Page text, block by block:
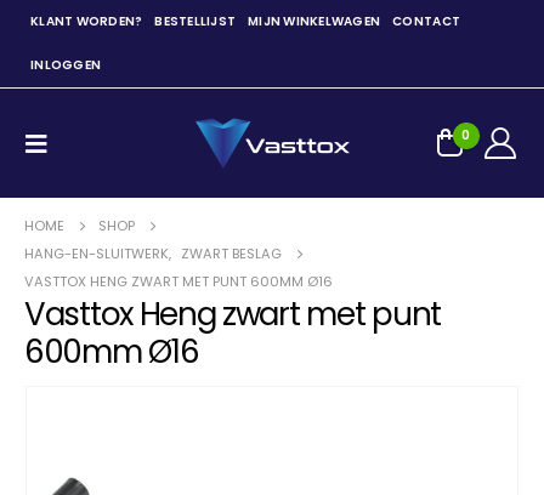
KLANT WORDEN? BESTELLIJST MIJN WINKELWAGEN CONTACT
INLOGGEN
0
HOME
SHOP
HANG-EN-SLUITWERK, ZWART BESLAG
VASTTOX HENG ZWART MET PUNT 600MM Ø16
Vasttox Heng zwart met punt
600mm Ø16